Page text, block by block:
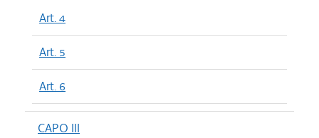
Art. 4
Art. 5
Art. 6
CAPO III